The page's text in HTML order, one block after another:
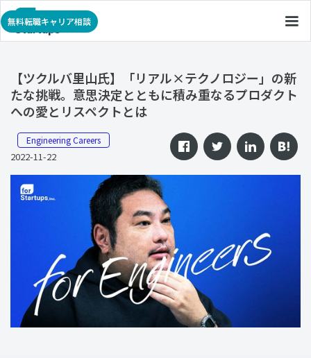
無料転職キャリア相談
【ツクルバ里山氏】「リアル×テクノロジー」の新
たな挑戦。意思決定とともに積み重なるプロダクト
への愛とリスペクトとは
Engineering Careers
2022-11-22